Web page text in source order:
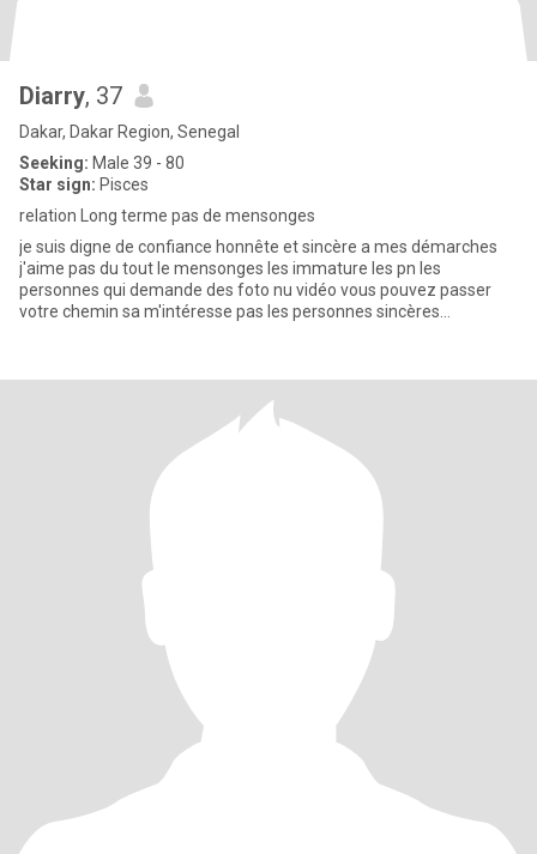
Diarry, 37
Dakar, Dakar Region, Senegal
Seeking: Male 39 - 80
Star sign: Pisces
relation Long terme pas de mensonges
je suis digne de confiance honnête et sincère a mes démarches
j'aime pas du tout le mensonges les immature les pn les
personnes qui demande des foto nu vidéo vous pouvez passer
votre chemin sa m'intéresse pas les personnes sincères